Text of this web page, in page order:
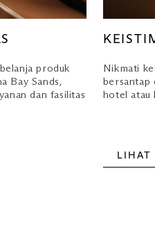
produk
Bay Sands,
dan fasilitas
Nikmati
bersantap
hotel atau
LIHAT